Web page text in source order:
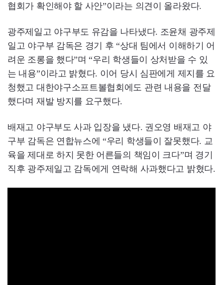
협회가 확인해야 할 사안”이라는 의견이 올라왔다.
광주제일고 야구부도 유감을 나타냈다. 조윤채 광주제
일고 야구부 감독은 경기 후 “상대 팀에서 이해하기 어
려운 조롱을 했다”며 “우리 학생들이 상처받을 수 있
는 내용”이라고 밝혔다. 이어 당시 심판에게 제지를 요
청했고 대한야구소프트볼협회에도 관련 내용을 전달
했다며 재발 방지를 요구했다.
배재고 야구부도 사과 입장을 냈다. 권오영 배재고 야
구부 감독은 연합뉴스에 “우리 학생들이 잘못했다. 교
육을 제대로 하지 못한 어른들의 책임이 크다”며 경기
직후 광주제일고 감독에게 연락해 사과했다고 밝혔다.